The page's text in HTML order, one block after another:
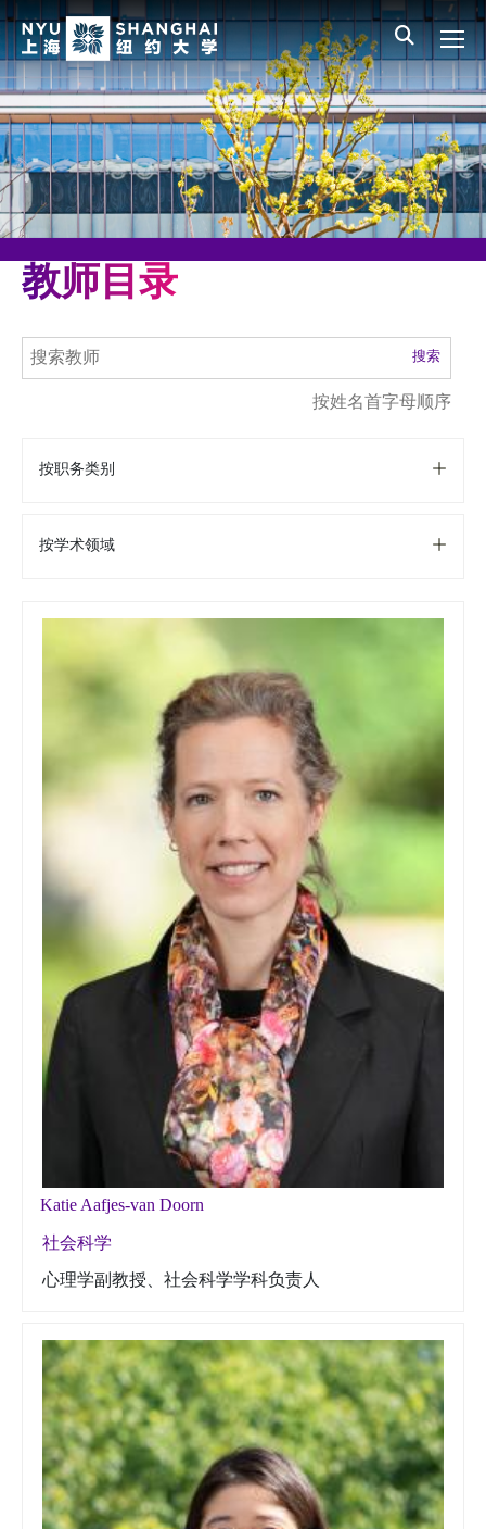
English 员工登录 All NYU
教师目录
搜索
按姓名首字母顺序
按职务类别
按学术领域
Katie Aafjes-van Doorn
社会科学
心理学副教授、社会科学学科负责人